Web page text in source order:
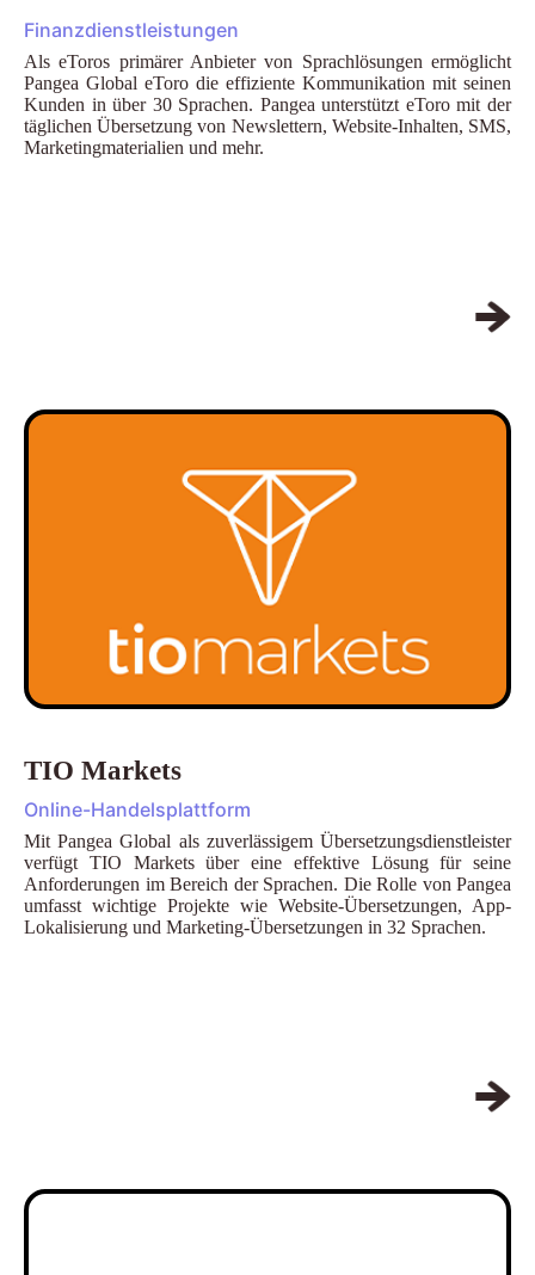
Finanzdienstleistungen
Als eToros primärer Anbieter von Sprachlösungen ermöglicht
Pangea Global eToro die effiziente Kommunikation mit seinen
Kunden in über 30 Sprachen. Pangea unterstützt eToro mit der
täglichen Übersetzung von Newslettern, Website-Inhalten, SMS,
Marketingmaterialien und mehr.
TIO Markets
Online-Handelsplattform
Mit Pangea Global als zuverlässigem Übersetzungsdienstleister
verfügt TIO Markets über eine effektive Lösung für seine
Anforderungen im Bereich der Sprachen. Die Rolle von Pangea
umfasst wichtige Projekte wie Website-Übersetzungen, App-
Lokalisierung und Marketing-Übersetzungen in 32 Sprachen.